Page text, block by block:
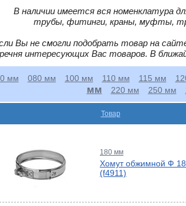
В наличии имеется вся номенклатура
трубы, фитинги, краны, муфты,
Вы не смогли подобрать товар на
интересующих Вас товаров. В
мм 080 мм 100 мм 110 мм 115 мм
мм
220 мм 250 мм
Товар
180 мм
Хомут обжимной Ф
(f4911)